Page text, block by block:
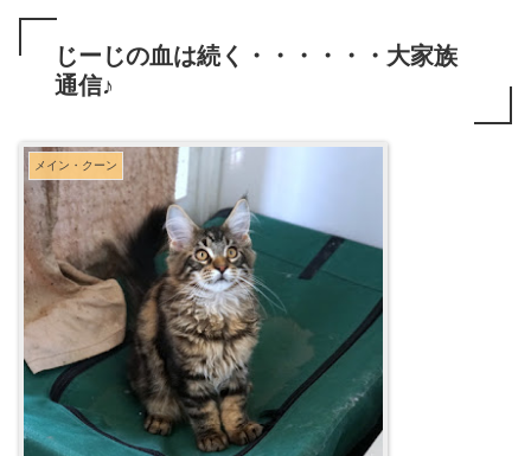
じーじの血は続く・・・・・・大家族
通信♪
メイン・クーン